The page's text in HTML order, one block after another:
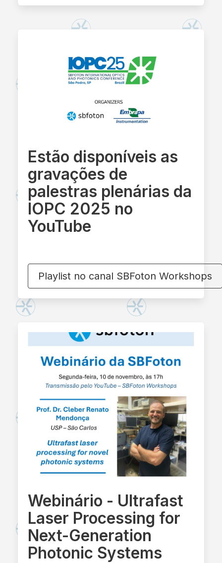
Estão disponíveis as
gravações de
palestras plenárias da
IOPC 2025 no
YouTube
Playlist no canal SBFoton Workshops
Webinário - Ultrafast
Laser Processing for
Next-Generation
Photonic Systems